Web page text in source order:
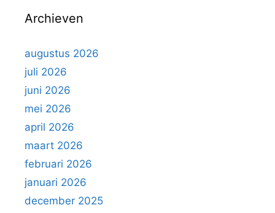
n
a
:
Archieven
augustus 2026
juli 2026
juni 2026
mei 2026
april 2026
maart 2026
februari 2026
januari 2026
december 2025